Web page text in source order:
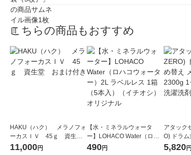
こちらの商品もおすすめ
HAKU（ハク） メラノフォ
ーカスＩＶ 45ｇ 資生
堂 おまけ付き
11,000円
【水・ミネラルウォータ
ー】LOHACO Water（ロハ
コウォーター）2L ラベルレ
490円
アタック
O) ドラム
ガジャン
5,820円